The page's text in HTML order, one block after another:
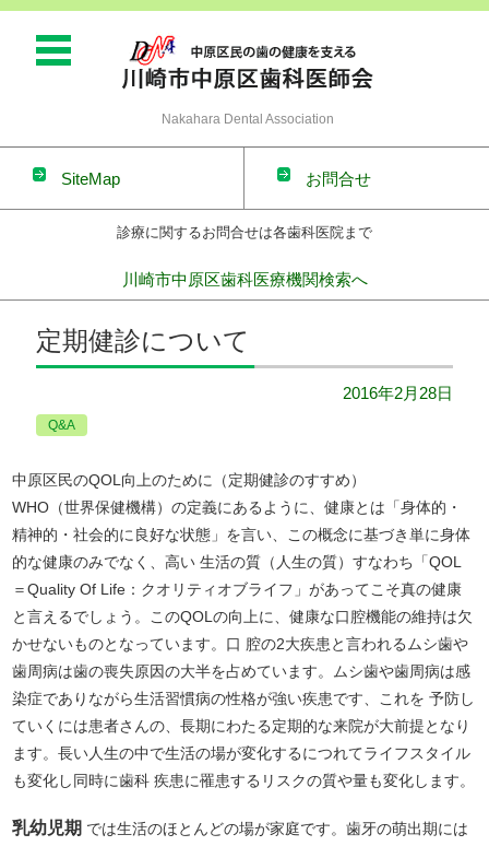
Nakahara Dental Association
SiteMap お問合せ
診療に関するお問合せは各歯科医院まで
川崎市中原区歯科医療機関検索へ
コンテンツに移動
定期健診について
2016年2月28日
Q&A
中原区民のQOL向上のために（定期健診のすすめ）
WHO（世界保健機構）の定義にあるように、健康とは「身体的・
精神的・社会的に良好な状態」を言い、この概念に基づき単に身体
的な健康のみでなく、高い 生活の質（人生の質）すなわち「QOL
＝Quality Of Life：クオリティオブライフ」があってこそ真の健康
と言えるでしょう。このQOLの向上に、健康な口腔機能の維持は欠
かせないものとなっています。口 腔の2大疾患と言われるムシ歯や
歯周病は歯の喪失原因の大半を占めています。ムシ歯や歯周病は感
染症でありながら生活習慣病の性格が強い疾患です、これを 予防し
ていくには患者さんの、長期にわたる定期的な来院が大前提となり
ます。長い人生の中で生活の場が変化するにつれてライフスタイル
も変化し同時に歯科 疾患に罹患するリスクの質や量も変化します。
乳幼児期 では生活のほとんどの場が家庭です。歯牙の萌出期には